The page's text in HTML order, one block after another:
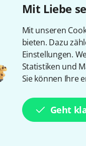
Mit Liebe
Mit unseren
bieten. Dazu
Einstellungen.
Statistiken und
Sie können Ihre
Geht